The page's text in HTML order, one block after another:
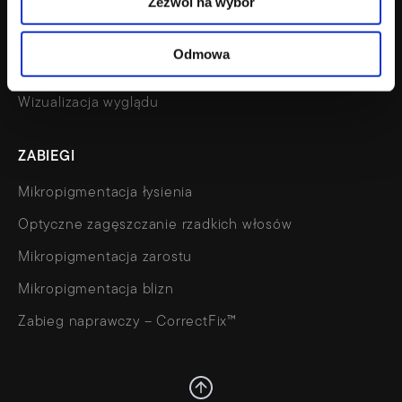
Odmowa
FAQ
Kalkulator
Wizualizacja wyglądu
ZABIEGI
Mikropigmentacja łysienia
Optyczne zagęszczanie rzadkich włosów
Mikropigmentacja zarostu
Mikropigmentacja blizn
Zabieg naprawczy – CorrectFix™